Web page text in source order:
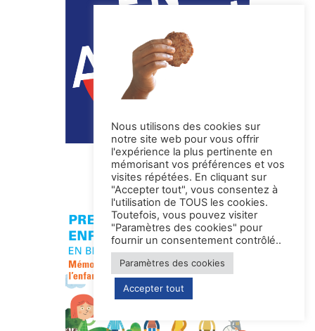
La Fête En Avant !
Nous utilisons des cookies sur
notre site web pour vous offrir
l'expérience la plus pertinente en
mémorisant vos préférences et vos
visites répétées. En cliquant sur
"Accepter tout", vous consentez à
l'utilisation de TOUS les cookies.
Toutefois, vous pouvez visiter
"Paramètres des cookies" pour
fournir un consentement contrôlé..
Paramètres des cookies
Accepter tout